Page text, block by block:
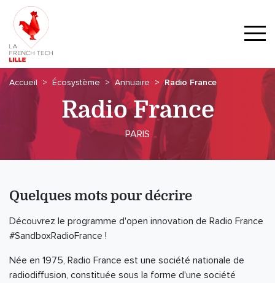
Accueil Écosystème Annuaire Radio France
Radio France
PARIS
Quelques mots pour décrire
Découvrez le programme d'open innovation de Radio France
#SandboxRadioFrance !
Née en 1975, Radio France est une société nationale de
radiodiffusion, constituée sous la forme d'une société